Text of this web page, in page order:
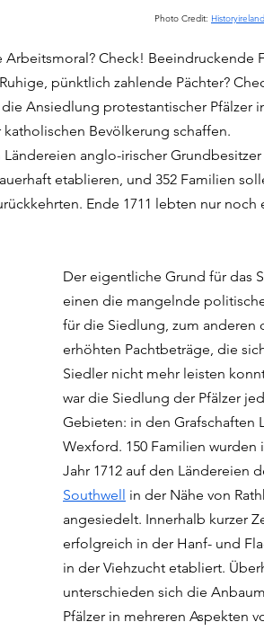
Photo Credit:
Arbeitsmoral? Check! Beeindruckende
pünktlich zahlende Pächter?
Ansiedlung protestantischer Pfälzer
Bevölkerung schaffen.
Ländereien anglo-irischer
etablieren, und 352 Familien
Ende 1711 lebten nur noch
Der eigentliche Grund für das
einen die mangelnde
für die Siedlung, zum anderen
erhöhten Pachtbeträge, die
Siedler nicht mehr leisten
war die Siedlung der Pfälzer
Gebieten: in den Grafschaften
Wexford. 150 Familien
Jahr 1712 auf den Ländereien
Southwell in der Nähe von
angesiedelt. Innerhalb kurzer
erfolgreich in der Hanf- und
in der Viehzucht etabliert.
unterschieden sich die
Pfälzer in mehreren Aspekten